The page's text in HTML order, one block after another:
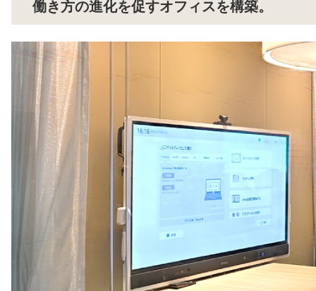
働き方の進化を促すオフィスを構築。